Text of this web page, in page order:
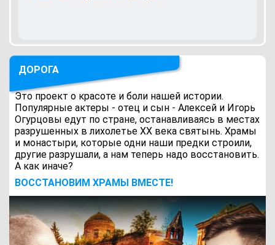
ДОРОГА
Это проект о красоте и боли нашей истории.
Популярные актеры - отец и сын - Алексей и Игорь
Огурцовы едут по стране, останавливаясь в местах
разрушенных в лихолетье ХХ века святынь. Храмы
и монастыри, которые одни наши предки строили,
другие разрушали, а нам теперь надо восстановить.
А как иначе?
ВОCСТАНОВИМ ХРАМЫ ВМЕСТЕ!